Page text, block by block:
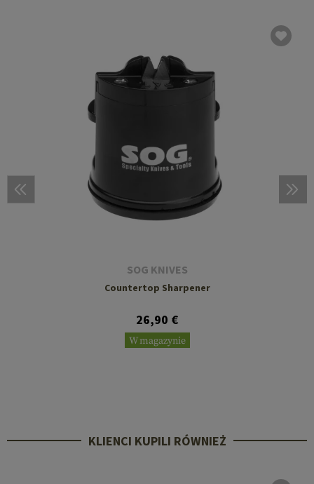
SOG KNIVES
Countertop Sharpener
26,90 €
W magazynie
KLIENCI KUPILI RÓWNIEŻ